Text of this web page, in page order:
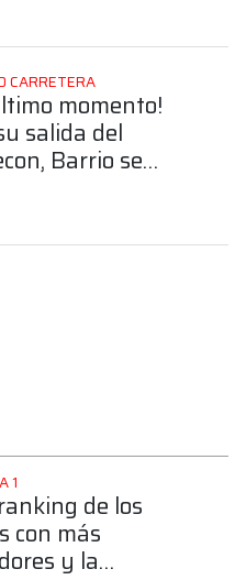
CARRETERA
momento!
salida del
Barrio se
1
de los
con más
y la